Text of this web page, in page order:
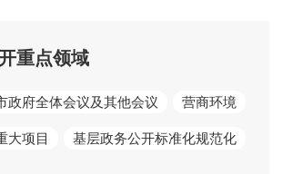
重点领域
政府全体会议及其他会议 营商环境
大项目 基层政务公开标准化规范化